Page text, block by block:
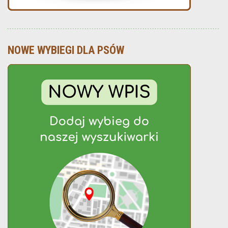
NOWE WYBIEGI DLA PSÓW